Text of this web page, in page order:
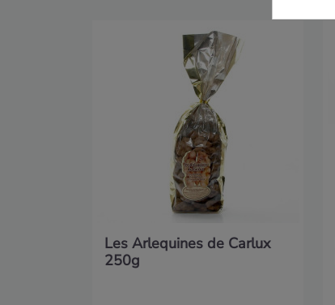
Les Arlequines de Carlux
250g